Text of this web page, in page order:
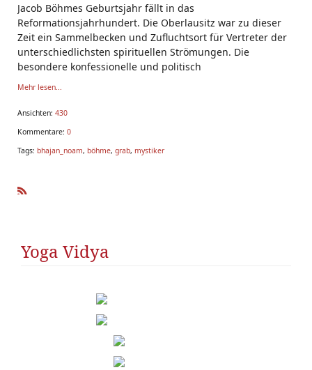
Jacob Böhmes Geburtsjahr fällt in das
Reformationsjahrhundert. Die Oberlausitz war zu dieser
Zeit ein Sammelbecken und Zufluchtsort für Vertreter der
unterschiedlichsten spirituellen Strömungen. Die
besondere konfessionelle und politisch
Mehr lesen...
Ansichten: 430
Kommentare: 0
Tags: bhajan_noam, böhme, grab, mystiker
Yoga Vidya